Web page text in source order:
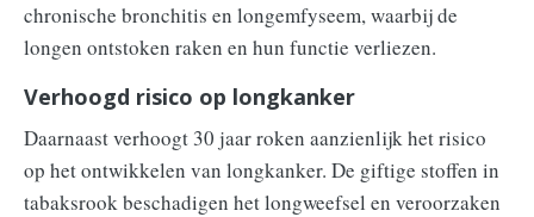
chronische bronchitis en longemfyseem, waarbij de
longen ontstoken raken en hun functie verliezen.
Verhoogd risico op longkanker
Daarnaast verhoogt 30 jaar roken aanzienlijk het risico
op het ontwikkelen van longkanker. De giftige stoffen in
tabaksrook beschadigen het longweefsel en veroorzaken